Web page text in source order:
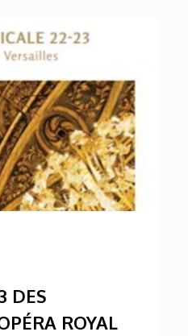
DES
ROYAL